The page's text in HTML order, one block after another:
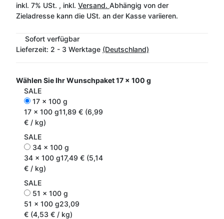
inkl. 7% USt. , inkl. Versand. Abhängig von der
Zieladresse kann die USt. an der Kasse variieren.
Sofort verfügbar
Lieferzeit: 2 - 3 Werktage (Deutschland)
Wählen Sie Ihr Wunschpaket17 x 100 g
SALE
17 x 100 g
17 x 100 g11,89 € (6,99
€ / kg)
SALE
34 x 100 g
34 x 100 g17,49 € (5,14
€ / kg)
SALE
51 x 100 g
51 x 100 g23,09
€ (4,53 € / kg)